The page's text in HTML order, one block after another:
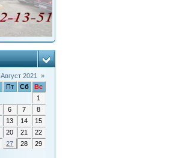
Август 2021
»
Пт Сб
Вс
1
6 7
8
13 14
15
20 21
22
27 28
29